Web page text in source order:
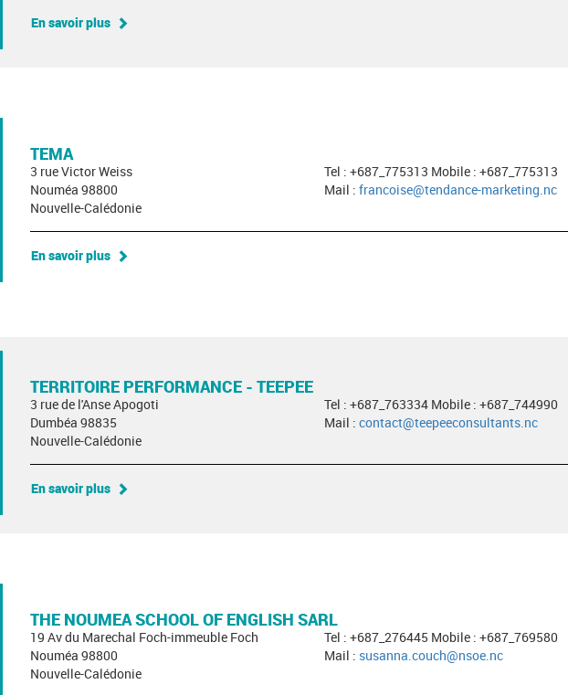
En savoir plus
TEMA
3 rue Victor Weiss
Nouméa 98800
Nouvelle-Calédonie
Tel : +687_775313 Mobile : +687_775313
Mail : francoise@tendance-marketing.nc
En savoir plus
TERRITOIRE PERFORMANCE - TEEPEE
3 rue de l'Anse Apogoti
Dumbéa 98835
Nouvelle-Calédonie
Tel : +687_763334 Mobile : +687_744990
Mail : contact@teepeeconsultants.nc
En savoir plus
THE NOUMEA SCHOOL OF ENGLISH SARL
19 Av du Marechal Foch-immeuble Foch
Nouméa 98800
Nouvelle-Calédonie
Tel : +687_276445 Mobile : +687_769580
Mail : susanna.couch@nsoe.nc